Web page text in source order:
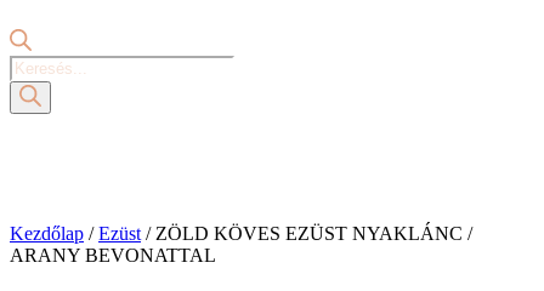
Products
search
Kezdőlap /Ezüst / ZÖLD KÖVES EZÜST NYAKLÁNC /
ARANY BEVONATTAL